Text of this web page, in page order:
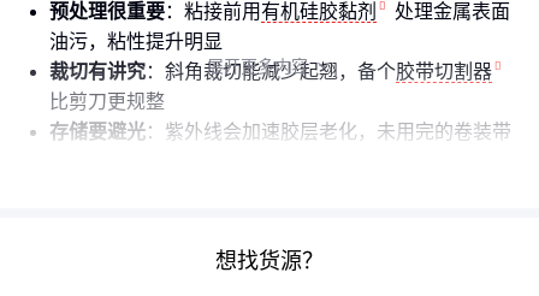
预处理很重要：粘接前用有机硅胶黏剂
处理金属表面
油污，粘性提升明显
裁切有讲究：斜角裁切能减少起翘，备个胶带切割器
比剪刀更规整
存储要避光：紫外线会加速胶层老化，未用完的卷装带
展开更多内容 
想找货源？